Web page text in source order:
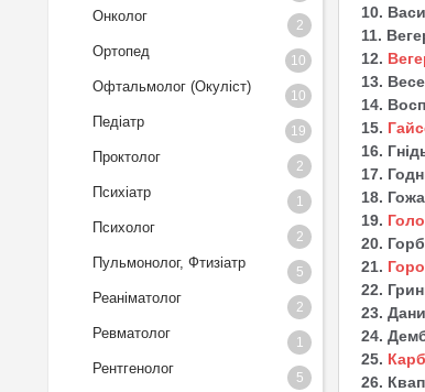
Онколог
2
Ортопед
10
Офтальмолог (Окуліст)
10
Педіатр
19
Проктолог
2
Психіатр
1
Психолог
2
Пульмонолог, Фтизіатр
5
Реаніматолог
2
Ревматолог
1
Рентгенолог
5
10.
11.
12.
13.
14.
15.
16.
17.
18.
19.
20.
21.
22.
23.
24.
25.
26.